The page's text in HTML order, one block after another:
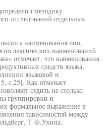
методику
исследований отдельных
наименования лиц.
лексических наименований
отмечает, что наименования
средств языка,
языковой и
с.25]. Как отмечает
судить не столько
группировки и
формальное выражение в
зависимостей между
Т.Ф.Ухина,